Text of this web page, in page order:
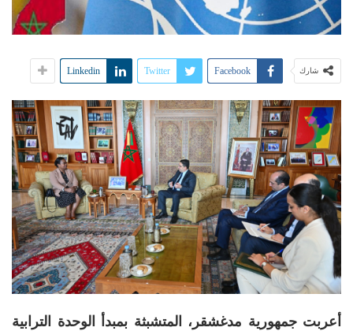
شارك Facebook
Twitter
Linkedin
أعربت جمهورية مدغشقر، المتشبثة بمبدأ الوحدة الترابية